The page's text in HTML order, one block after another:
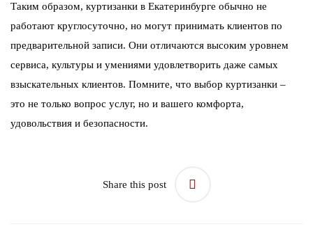
Таким образом, куртизанки в Екатеринбурге обычно не
работают круглосуточно, но могут принимать клиентов по
предварительной записи. Они отличаются высоким уровнем
сервиса, культуры и умениями удовлетворить даже самых
взыскательных клиентов. Помните, что выбор куртизанки –
это не только вопрос услуг, но и вашего комфорта,
удовольствия и безопасности.
Share this post